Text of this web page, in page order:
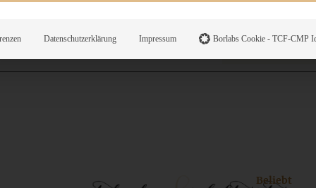
Beliebt
Datenschutzerklärung Impressum Borlabs Cookie - TCF-CMP